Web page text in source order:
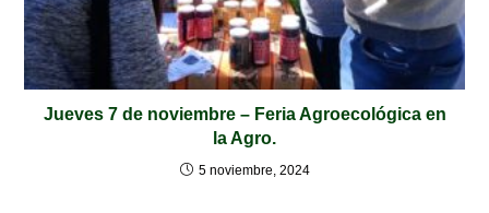
Jueves 7 de noviembre – Feria Agroecológica en
la Agro.
5 noviembre, 2024